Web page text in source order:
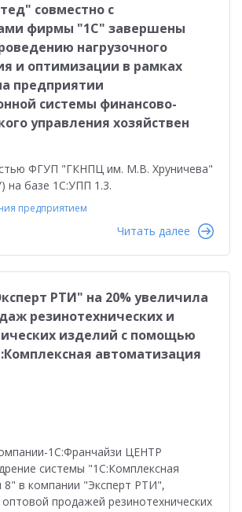
совместно с
фирмы "1С" завершены
нагрузочного
и оптимизации в рамках
предприятии
системы финансово-
управления хозяйствен
ФГУП "ГКНПЦ им. М.В. Хруничева"
на базе 1С:УПП 1.3.
предприятием
Читать далее
РТИ" на 20% увеличила
резинотехнических и
изделий с помощью
автоматизация
1С:Франчайзи ЦЕНТР
системы "1С:Комплексная
8" в компании "Эксперт РТИ",
продажей резинотехнических